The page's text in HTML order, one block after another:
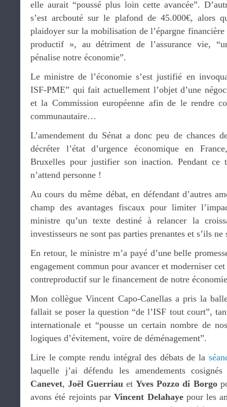
elle aurait “poussé plus loin cette avancée”.
s’est arcbouté sur le plafond de 45.000€, alors
plaidoyer sur la mobilisation de l’épargne
productif », au détriment de l’assurance vie,
pénalise notre économie”.
Le ministre de l’économie s’est justifié en
ISF-PME” qui fait actuellement l’objet d’une
et la Commission européenne afin de le rendre
communautaire…
L’amendement du Sénat a donc peu de chances
décréter l’état d’urgence économique en
Bruxelles pour justifier son inaction. Pendant ce
n’attend personne !
Au cours du même débat, en défendant d’autres
champ des avantages fiscaux pour limiter
ministre qu’un texte destiné à relancer la
investisseurs ne sont pas parties prenantes et s’ils
En retour, le ministre m’a payé d’une belle
engagement commun pour avancer et moderniser
contreproductif sur le financement de notre
Mon collègue Vincent Capo-Canellas a pris la
fallait se poser la question “de l’ISF tout court”,
internationale et “pousse un certain nombre de
logiques d’évitement, voire de déménagement”.
Lire le compte rendu intégral des débats de la
laquelle j’ai défendu les amendements
Canevet,Joël Guerriau etYves Pozzo di Borgo
avons été rejoints parVincent Delahayepour les